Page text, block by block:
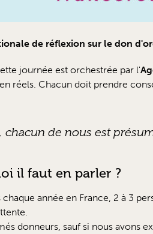
de réflexion sur le don
journée est orchestrée par l'
réels. Chacun doit prendre
chacun de nous est
il faut en parler ?
année en France, 2 à 3
donneurs, sauf si nous avons